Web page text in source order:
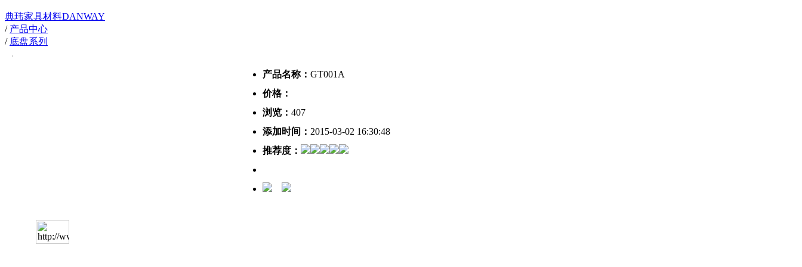
典玮家具材料DANWAY
/ 产品中心
/ 底盘系列
产品名称： GT001A
价格：
浏览： 407
添加时间： 2015-03-02 16:30:48
推荐度：